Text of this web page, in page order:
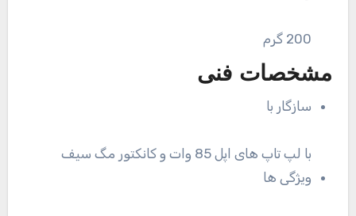
200 گرم
مشخصات فنی
سازگار با
با لپ تاپ های اپل 85 وات و کانکتور مگ سیف
ویژگی ها